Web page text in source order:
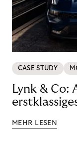
CASE STUDY
Lynk & Co:
MEHR LESEN